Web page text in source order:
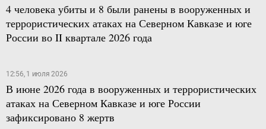
4 человека убиты и 8 были ранены в вооруженных и
террористических атаках на Северном Кавказе и юге
России во II квартале 2026 года
12:56, 1 июля 2026
В июне 2026 года в вооруженных и террористических
атаках на Северном Кавказе и юге России
зафиксировано 8 жертв